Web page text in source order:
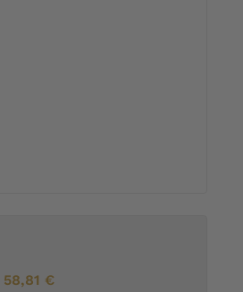
58,81 €